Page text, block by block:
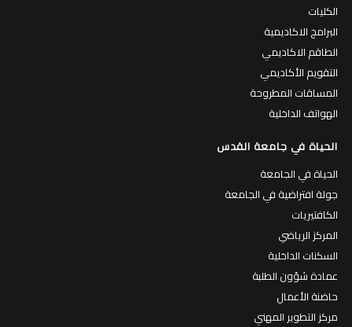
الكليات
البرامج الاكاديمية
الطاقم الاكاديمي
التقويم الأكاديمي
المساقات المطروحة
الهواتف الداخلية
الحياة في جامعة القدس
الحياة في الجامعة
جولة افتراضية في الجامعة
الكافتيريات
المركز الرياضي
السكنات الداخلية
عمادة شؤون الطلبة
حاضنة الأعمال
مركز التطوير المهني